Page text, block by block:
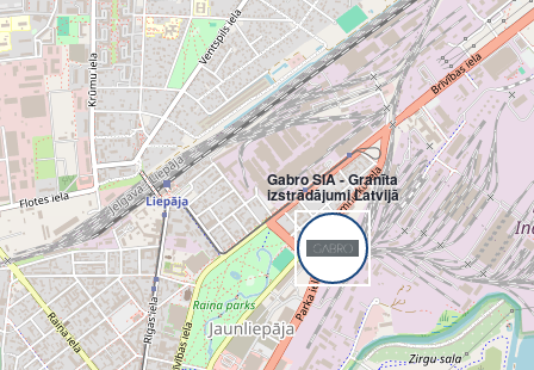
Gabro SIA - Granīta
izstrādājumi Latvijā